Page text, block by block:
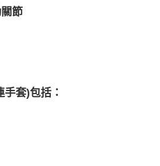
意申辦者引起之損失，本公司不負相關責
仍有額度不足之情形，本公司將視審查結果
節
套)包括：